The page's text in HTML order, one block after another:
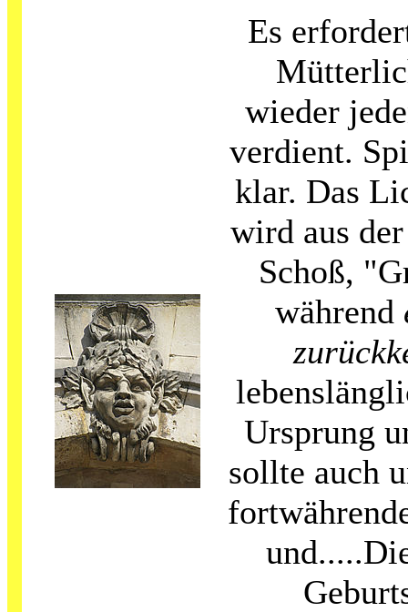
Es
wieder
verdient.
klar. Das
wird aus
Schoß,
während
Ursprung
sollte auch